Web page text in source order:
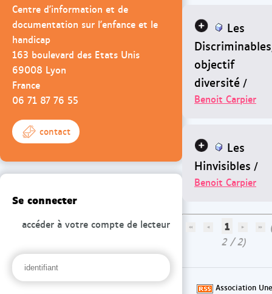
Les
objectif
diversité /
Benoit Carpier
Les
Hinvisibles /
Benoit Carpier
1
2 / 2)
Association Une
Centre d'information et de
documentation sur l'enfance et le
handicap
163 boulevard des Etats Unis
69008 Lyon
France
06 71 87 76 55
contact
Se connecter
accéder à votre compte de lecteur